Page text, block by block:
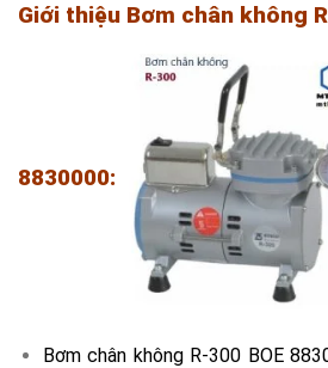
Giới thiệu Bơm chân không
8830000:
Bơm chân không R-300 BOE